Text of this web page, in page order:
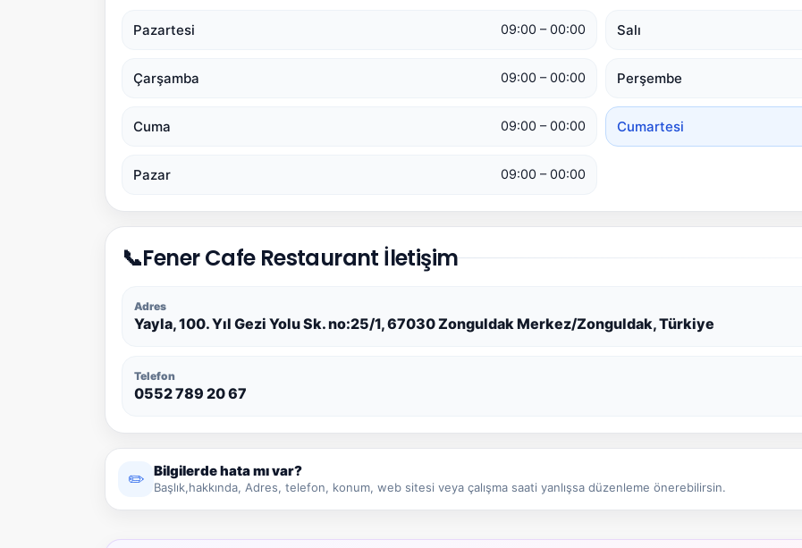
Pazartesi 09:00 – 00:00 Salı
Çarşamba 09:00 – 00:00 Perşembe
Cuma 09:00 – 00:00 Cumartesi
Pazar 09:00 – 00:00
📞Fener Cafe Restaurant İletişim
Adres
Yayla, 100. Yıl Gezi Yolu Sk. no:25/1, 67030 Zonguldak Merkez/Zonguldak, Türkiye
Telefon
0552 789 20 67
✏️ Bilgilerde hata mı var?
Başlık,hakkında, Adres, telefon, konum, web sitesi veya çalışma saati yanlışsa düzenleme önerebilirsin.